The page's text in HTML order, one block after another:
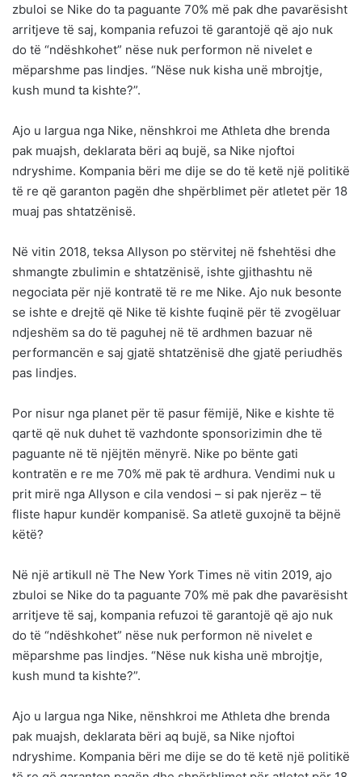
zbuloi se Nike do ta paguante 70% më pak dhe pavarësisht
arritjeve të saj, kompania refuzoi të garantojë që ajo nuk
do të “ndëshkohet” nëse nuk performon në nivelet e
mëparshme pas lindjes. “Nëse nuk kisha unë mbrojtje,
kush mund ta kishte?”.
Ajo u largua nga Nike, nënshkroi me Athleta dhe brenda
pak muajsh, deklarata bëri aq bujë, sa Nike njoftoi
ndryshime. Kompania bëri me dije se do të ketë një politikë
të re që garanton pagën dhe shpërblimet për atletet për 18
muaj pas shtatzënisë.
Në vitin 2018, teksa Allyson po stërvitej në fshehtësi dhe
shmangte zbulimin e shtatzënisë, ishte gjithashtu në
negociata për një kontratë të re me Nike. Ajo nuk besonte
se ishte e drejtë që Nike të kishte fuqinë për të zvogëluar
ndjeshëm sa do të paguhej në të ardhmen bazuar në
performancën e saj gjatë shtatzënisë dhe gjatë periudhës
pas lindjes.
Por nisur nga planet për të pasur fëmijë, Nike e kishte të
qartë që nuk duhet të vazhdonte sponsorizimin dhe të
paguante në të njëjtën mënyrë. Nike po bënte gati
kontratën e re me 70% më pak të ardhura. Vendimi nuk u
prit mirë nga Allyson e cila vendosi – si pak njerëz – të
fliste hapur kundër kompanisë. Sa atletë guxojnë ta bëjnë
këtë?
Në një artikull në The New York Times në vitin 2019, ajo
zbuloi se Nike do ta paguante 70% më pak dhe pavarësisht
arritjeve të saj, kompania refuzoi të garantojë që ajo nuk
do të “ndëshkohet” nëse nuk performon në nivelet e
mëparshme pas lindjes. “Nëse nuk kisha unë mbrojtje,
kush mund ta kishte?”.
Ajo u largua nga Nike, nënshkroi me Athleta dhe brenda
pak muajsh, deklarata bëri aq bujë, sa Nike njoftoi
ndryshime. Kompania bëri me dije se do të ketë një politikë